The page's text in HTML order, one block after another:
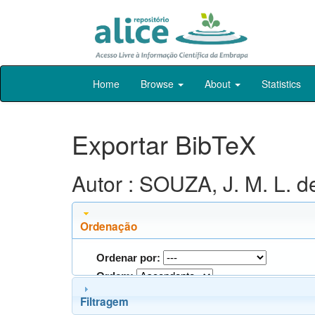
Skip
Home Browse About Statistics
Exportar BibTeX
Autor : SOUZA, J. M. L.
Ordenação
Ordenar por:
Ordem:
Filtragem